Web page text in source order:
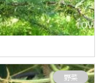
野菜